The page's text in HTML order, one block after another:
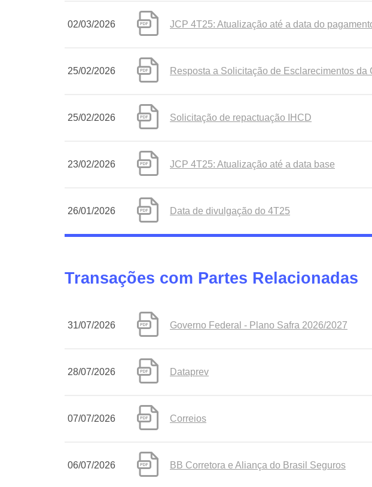
02/03/2026 JCP 4T25: Atualização até a data do
25/02/2026 Resposta a Solicitação de Esclarecimentos da
25/02/2026 Solicitação de repactuação IHCD
23/02/2026 JCP 4T25: Atualização até a data base
26/01/2026 Data de divulgação do 4T25
Transações com Partes Relacionadas
31/07/2026 Governo Federal - Plano Safra 2026/2027
28/07/2026 Dataprev
07/07/2026 Correios
06/07/2026 BB Corretora e Aliança do Brasil Seguros